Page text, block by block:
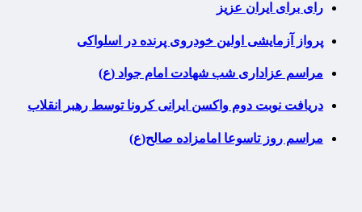
رای برای ایران عزیز
پرواز آزمایشی اولین خودروی پرنده در اسلواکی
مراسم عزاداری شب شهادت امام جواد (ع)
دریافت نوبت دوم واکسن ایرانی کرونا توسط رهبر انقلاب
مراسم روز تاسوعا امامزاده صالح(ع)